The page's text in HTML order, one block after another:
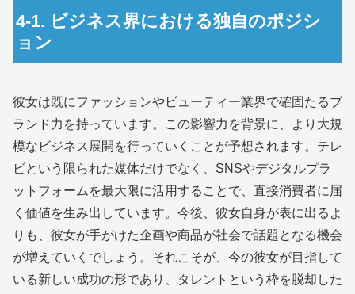
4-1. ビジネス界における独自のポジシ
ョン
彼女は既にファッションやビューティー業界で確固たるブ
ランド力を持っています。この影響力を背景に、より大規
模なビジネス展開を行っていくことが予想されます。テレ
ビという限られた媒体だけでなく、SNSやデジタルプラ
ットフォームを最大限に活用することで、直接消費者に届
く価値を生み出しています。今後、彼女自身が表に出るよ
りも、彼女が手がけた企画や商品が社会で話題となる機会
が増えていくでしょう。それこそが、今の彼女が目指して
いる新しい成功の形であり、タレントという枠を脱却した